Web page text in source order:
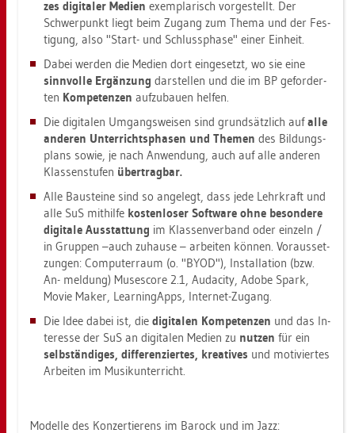
zes di­gi­ta­ler Me­di­en ex­em­pla­risch vor­ge­stellt. Der
Schwer­punkt liegt beim Zu­gang zum Thema und der Fes­
ti­gung, also "Start- und Schluss­pha­se" einer Ein­heit.
Dabei wer­den die Me­di­en dort ein­ge­setzt, wo sie eine
sinn­vol­le Er­gän­zung dar­stel­len und die im BP ge­for­der­
ten Kom­pe­ten­zen auf­zu­bau­en hel­fen.
Die di­gi­ta­len Um­gangs­wei­sen sind grund­sätz­lich aufalle
an­de­ren Un­ter­richts­pha­sen und The­men des Bil­dungs­
plans sowie, je nach An­wen­dung, auch auf alle an­de­ren
Klas­sen­stu­fen über­trag­bar.
Alle Bau­stei­ne sind so an­ge­legt, dass jede Lehr­kraft und
alle SuS mit­hil­fe kos­ten­lo­ser Soft­ware ohne be­son­de­re
di­gi­ta­le Aus­stat­tung im Klas­sen­ver­band oder ein­zeln /
in Grup­pen –auch zu­hau­se – ar­bei­ten kön­nen. Vor­aus­set­
zun­gen: Com­pu­ter­raum (o. "BYOD"), In­stal­la­ti­on (bzw.
An- mel­dung) Mu­se­s­core 2.1, Au­da­ci­ty, Adobe Spark,
Movie Maker, Learnin­gApps, In­ter­net-Zu­gang.
Die Idee dabei ist, die di­gi­ta­len Kom­pe­ten­zen und das In­
ter­es­se der SuS an di­gi­ta­len Me­di­en zu nut­zen für ein
selb­stän­di­ges, dif­fe­ren­zier­tes, krea­ti­ves und mo­ti­vier­tes
Ar­bei­ten im Mu­sik­un­ter­richt.
Mo­del­le des Kon­zer­tie­rens im Ba­rock und im Jazz: